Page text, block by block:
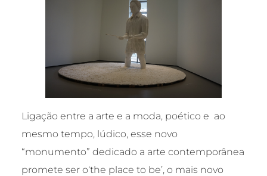
Ligação entre a arte e a moda, poético e ao
mesmo tempo, lúdico, esse novo
“monumento” dedicado a arte contemporânea
promete ser o‘the place to be’, o mais novo